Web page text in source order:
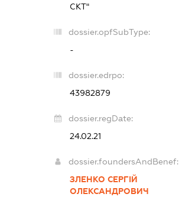
СКТ"
dossier.opfSubType:
-
dossier.edrpo:
43982879
dossier.regDate:
24.02.21
dossier.foundersAndBenef:
ЗЛЕНКО СЕРГІЙ
ОЛЕКСАНДРОВИЧ